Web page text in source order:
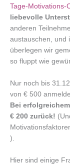
Tage-Motivations-
liebevolle
anderen
austauschen, und
überlegen wir
so fluppt wie
Nur noch bis
von € 500
Bei
€ 200 zurück!
).
Hier sind einige